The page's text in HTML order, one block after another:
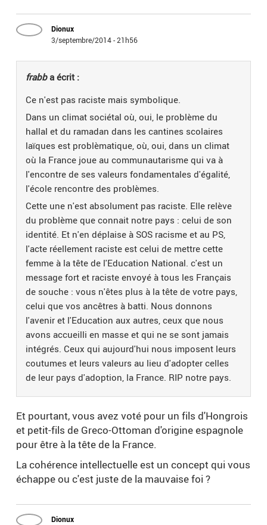
Dionux
3/septembre/2014 - 21h56
frabba écrit :
Ce n'est pas raciste mais symbolique.
Dans un climat sociétal où, oui, le problème du
hallal et du ramadan dans les cantines scolaires
laïques est problèmatique, où, oui, dans un climat
où la France joue au communautarisme qui va à
l'encontre de ses valeurs fondamentales d'égalité,
l'école rencontre des problèmes.
Cette une n'est absolument pas raciste. Elle relève
du problème que connait notre pays : celui de son
identité. Et n'en déplaise à SOS racisme et au PS,
l'acte réellement raciste est celui de mettre cette
femme à la tête de l'Education National. c'est un
message fort et raciste envoyé à tous les Français
de souche : vous n'êtes plus à la tête de votre pays,
celui que vos ancêtres à batti. Nous donnons
l'avenir et l'Education aux autres, ceux que nous
avons accueilli en masse et qui ne se sont jamais
intégrés. Ceux qui aujourd'hui nous imposent leurs
coutumes et leurs valeurs au lieu d'adopter celles
de leur pays d'adoption, la France. RIP notre pays.
Et pourtant, vous avez voté pour un fils d'Hongrois
et petit-fils de Greco-Ottoman d'origine espagnole
pour être à la tête de la France.
La cohérence intellectuelle est un concept qui vous
échappe ou c'est juste de la mauvaise foi ?
Dionux